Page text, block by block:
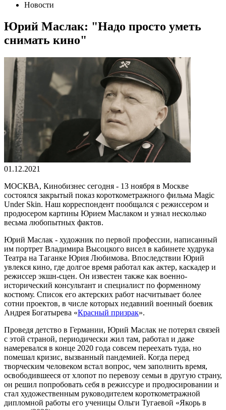
Новости
Юрий Маслак: "Надо просто уметь
снимать кино"
01.12.2021
МОСКВА, Кинобизнес сегодня - 13 ноября в Москве
состоялся закрытый показ короткометражного фильма Magic
Under Skin. Наш корреспондент пообщался с режиссером и
продюсером картины Юрием Маслаком и узнал несколько
весьма любопытных фактов.
Юрий Маслак - художник по первой профессии, написанный
им портрет Владимира Высоцкого висел в кабинете худрука
Театра на Таганке Юрия Любимова. Впоследствии Юрий
увлекся кино, где долгое время работал как актер, каскадер и
режиссер экшн-сцен. Он известен также как военно-
исторический консультант и специалист по форменному
костюму. Список его актерских работ насчитывает более
сотни проектов, в числе которых недавний военный боевик
Андрея Богатырева «Красный призрак».
Проведя детство в Германии, Юрий Маслак не потерял связей
с этой страной, периодически жил там, работал и даже
намеревался в конце 2020 года совсем переехать туда, но
помешал кризис, вызванный пандемией. Когда перед
творческим человеком встал вопрос, чем заполнить время,
освободившееся от хлопот по перевозу семьи в другую страну,
он решил попробовать себя в режиссуре и продюсировании и
стал художественным руководителем короткометражной
дипломной работы его ученицы Ольги Тугаевой «Якорь в